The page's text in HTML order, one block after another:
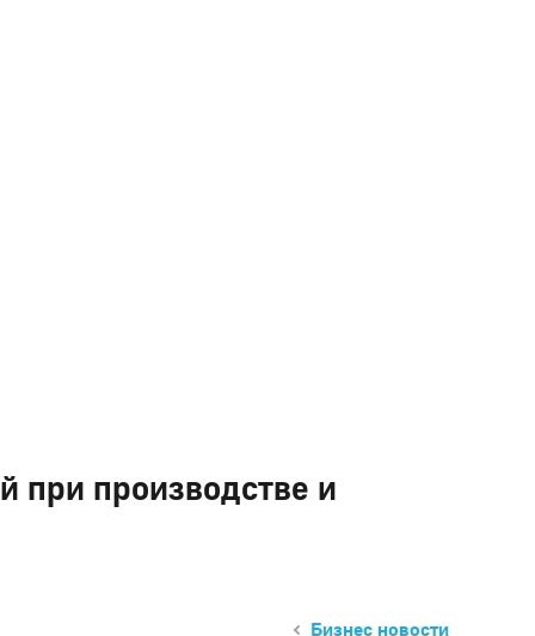
при производстве и
Бизнес новости